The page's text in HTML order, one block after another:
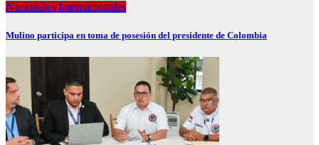
Nacionales Internacionales
Mulino participa en toma de posesión del presidente de Colombia